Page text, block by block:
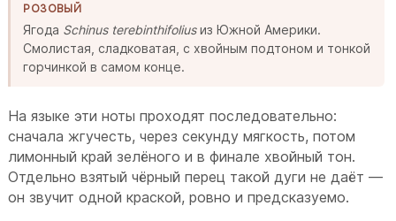
РОЗОВЫЙ
Ягода Schinus terebinthifoliusиз Южной Америки.
Смолистая, сладковатая, с хвойным подтоном и тонкой
горчинкой в самом конце.
На языке эти ноты проходят последовательно:
сначала жгучесть, через секунду мягкость, потом
лимонный край зелёного и в финале хвойный тон.
Отдельно взятый чёрный перец такой дуги не даёт —
он звучит одной краской, ровно и предсказуемо.